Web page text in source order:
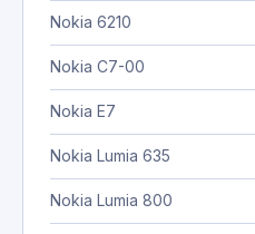
Nokia 6210
Nokia C7-00
Nokia E7
Nokia Lumia 635
Nokia Lumia 800